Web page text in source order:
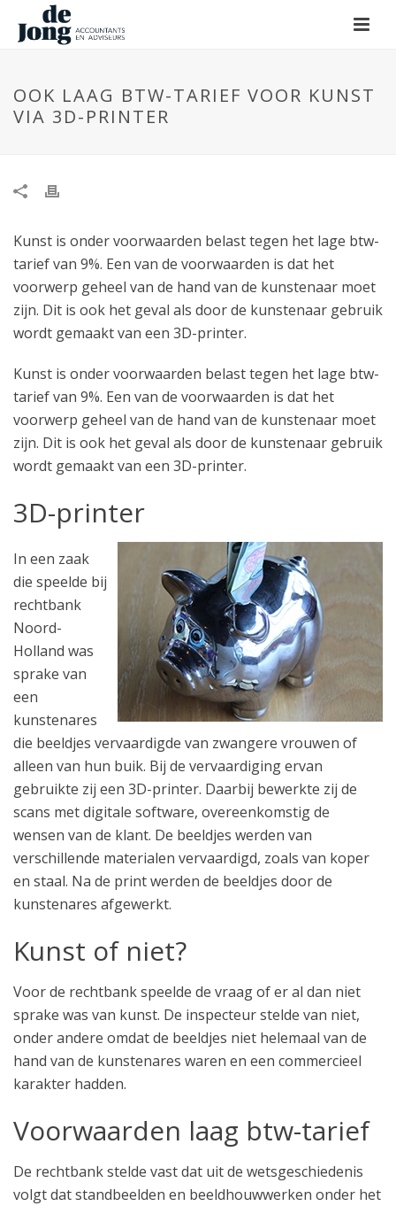
OOK LAAG BTW-TARIEF VOOR KUNST
VIA 3D-PRINTER
Kunst is onder voorwaarden belast tegen het lage btw-
tarief van 9%. Een van de voorwaarden is dat het
voorwerp geheel van de hand van de kunstenaar moet
zijn. Dit is ook het geval als door de kunstenaar gebruik
wordt gemaakt van een 3D-printer.
Kunst is onder voorwaarden belast tegen het lage btw-
tarief van 9%. Een van de voorwaarden is dat het
voorwerp geheel van de hand van de kunstenaar moet
zijn. Dit is ook het geval als door de kunstenaar gebruik
wordt gemaakt van een 3D-printer.
3D-printer
In een zaak
die speelde bij
rechtbank
Noord-
Holland was
sprake van
een
kunstenares
die beeldjes vervaardigde van zwangere vrouwen of
alleen van hun buik. Bij de vervaardiging ervan
gebruikte zij een 3D-printer. Daarbij bewerkte zij de
scans met digitale software, overeenkomstig de
wensen van de klant. De beeldjes werden van
verschillende materialen vervaardigd, zoals van koper
en staal. Na de print werden de beeldjes door de
kunstenares afgewerkt.
Kunst of niet?
Voor de rechtbank speelde de vraag of er al dan niet
sprake was van kunst. De inspecteur stelde van niet,
onder andere omdat de beeldjes niet helemaal van de
hand van de kunstenares waren en een commercieel
karakter hadden.
Voorwaarden laag btw-tarief
De rechtbank stelde vast dat uit de wetsgeschiedenis
volgt dat standbeelden en beeldhouwwerken onder het